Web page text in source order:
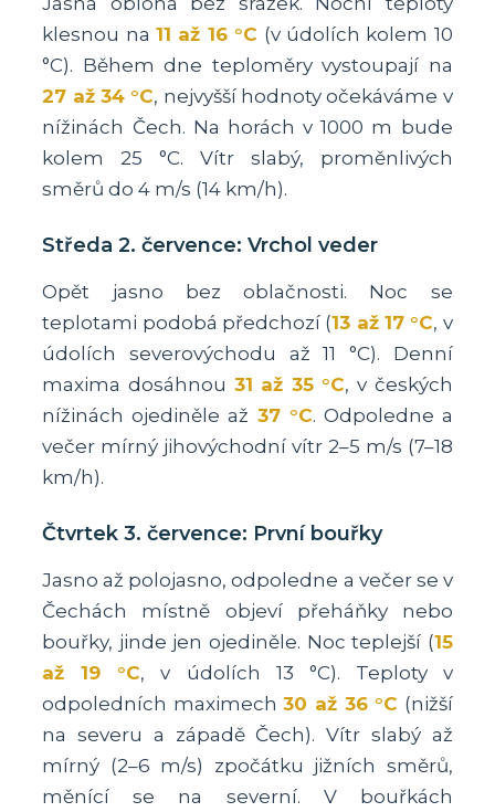
klesnou na11 až 16 °C (v údolích kolem 10
°C). Během dne teploměry vystoupají na
27 až 34 °C, nejvyšší hodnoty očekáváme v
nížinách Čech. Na horách v 1000 m bude
kolem 25 °C. Vítr slabý, proměnlivých
směrů do 4 m/s (14 km/h).
Středa 2. července: Vrchol veder
Opět jasno bez oblačnosti. Noc se
teplotami podobá předchozí (13 až 17 °C, v
údolích severovýchodu až 11 °C). Denní
maxima dosáhnou 31 až 35 °C, v českých
nížinách ojediněle až 37 °C. Odpoledne a
večer mírný jihovýchodní vítr 2–5 m/s (7–18
km/h).
Čtvrtek 3. července: První bouřky
Jasno až polojasno, odpoledne a večer se v
Čechách místně objeví přeháňky nebo
bouřky, jinde jen ojediněle. Noc teplejší (15
až 19 °C, v údolích 13 °C). Teploty v
odpoledních maximech30 až 36 °C (nižší
na severu a západě Čech). Vítr slabý až
mírný (2–6 m/s) zpočátku jižních směrů,
měnící se na severní. V bouřkách